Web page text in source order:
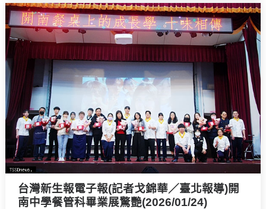
台灣新生報電子報(記者戈錦華／臺北報導)開
南中學餐管科畢業展驚艷(2026/01/24)